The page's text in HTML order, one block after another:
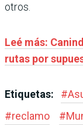
otros.
Leé más:
rutas por
Etiquetas: #
#reclamo #